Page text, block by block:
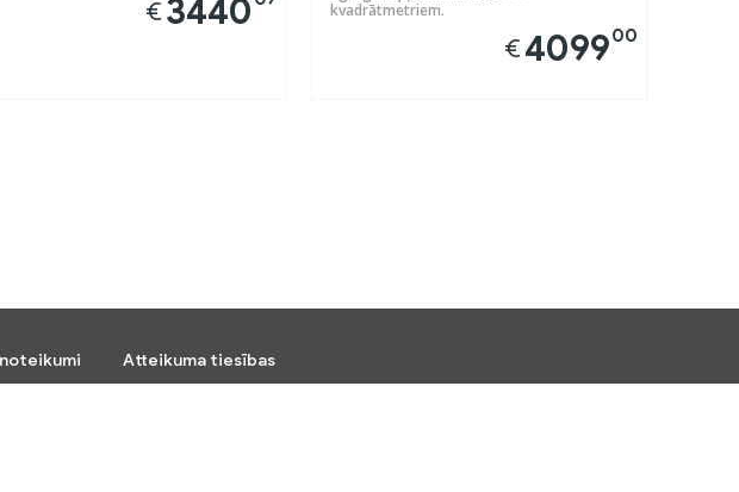
€3440
kvadrātmetriem.
€409900
Atteikuma tiesības